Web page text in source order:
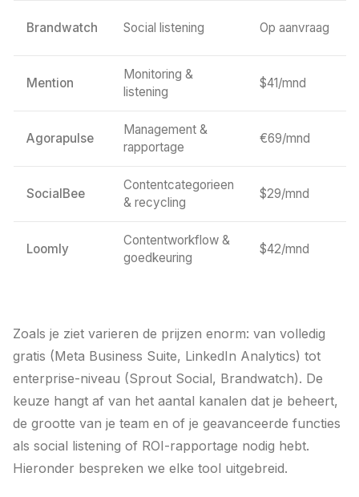
Brandwatch Social listening Op aanvraag
Mention
Monitoring &
listening
$41/mnd
Agorapulse
Management &
rapportage
€69/mnd
SocialBee
Contentcategorieen
& recycling
$29/mnd
Loomly
Contentworkflow &
goedkeuring
$42/mnd
Zoals je ziet varieren de prijzen enorm: van volledig
gratis (Meta Business Suite, LinkedIn Analytics) tot
enterprise-niveau (Sprout Social, Brandwatch). De
keuze hangt af van het aantal kanalen dat je beheert,
de grootte van je team en of je geavanceerde functies
als social listening of ROI-rapportage nodig hebt.
Hieronder bespreken we elke tool uitgebreid.